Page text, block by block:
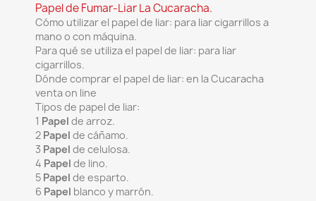
Papel de Fumar-Liar La Cucaracha.
Cómo utilizar el papel de liar: para liar cigarrillos a
mano o con máquina.
Para qué se utiliza el papel de liar: para liar
cigarrillos.
Dónde comprar el papel de liar: en la Cucaracha
venta on line
Tipos de papel de liar:
1 Papel de arroz.
2 Papel de cáñamo.
3 Papel de celulosa.
4 Papel de lino.
5 Papel de esparto.
6 Papel blanco y marrón.